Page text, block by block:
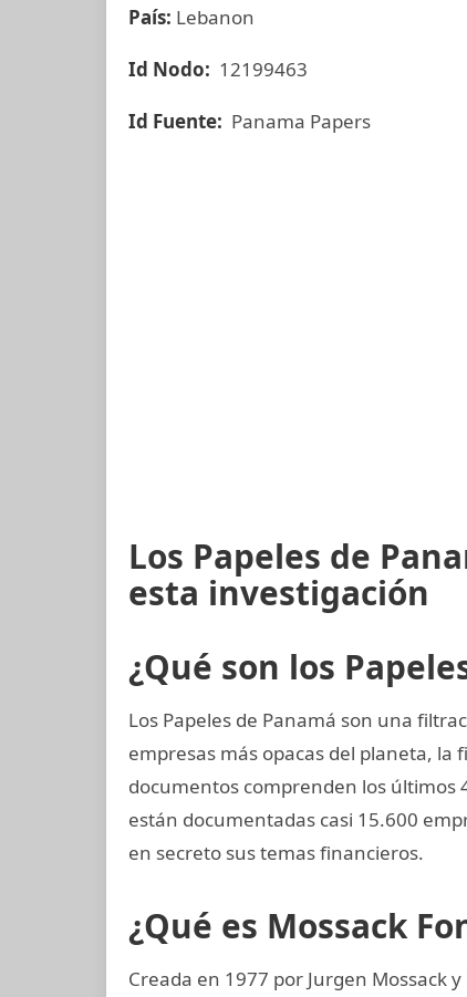
País: Lebanon
Id Nodo: 12199463
Id Fuente: Panama Papers
Los Papeles de
esta investigación
¿Qué son los
Los Papeles de Panamá son una
empresas más opacas del planeta, la
documentos comprenden los últimos
están documentadas casi 15.600
en secreto sus temas financieros.
¿Qué es Mossack
Creada en 1977 por Jurgen Mossack